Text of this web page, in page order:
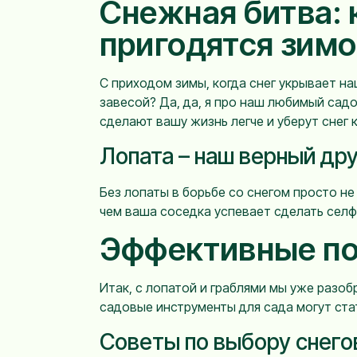
Снежная битва:
пригодятся
С приходом зимы, когда снег укрывает
завесой? Да, да, я про наш любимый
сделают вашу жизнь легче и уберут снег
Лопата – наш верный
Без лопаты в борьбе со снегом просто
чем ваша соседка успевает сделать
Эффективные
Итак, с лопатой и граблями мы уже
садовые инструменты для сада могут
Советы по выбору